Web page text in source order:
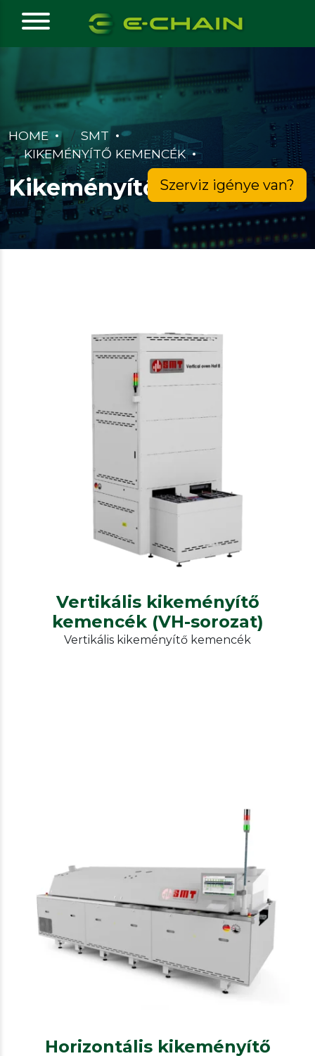
HOME
SMT
KIKEMÉNYÍTŐ KEMENCÉK
Kikeményítő kemencék
Szerviz igénye van?
Kikeményítő kemencék
Vertikális kikeményítő kemencék
(VH-sorozat)
Vertikális kikeményítő
kemencék (VH-sorozat)
Vertikális kikeményítő kemencék
Kikeményítő kemencék
Horizontális kikeményítő kemence
(T-sorozat)
Horizontális kikeményítő